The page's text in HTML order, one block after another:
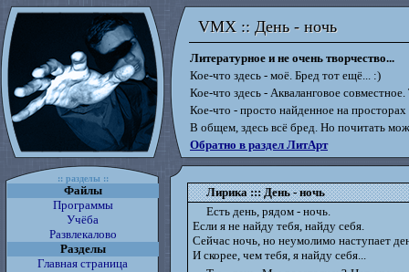
VMX :: День - ночь
VMX :: День - ночь
Литературное и не очень творчество...
Кое-что здесь - моё. Бред тот ещё... :)
Кое-что здесь - Акваланговое
Кое-что - просто найденное на просторах
В общем, здесь всё бред. Но почитать
Обратно в раздел ЛитАрт
:: разделы ::
Лирика ::: День - ночь
Есть день, рядом - ночь.
Если я не найду тебя, найду себя.
Сейчас ночь, но неумолимо наступает
И скорее, чем тебя, я найду себя...
Файлы
Программы
Учёба
Развлекалово
Разделы
Главная страница